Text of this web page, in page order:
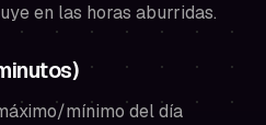
en las horas aburridas.
mínimo del día